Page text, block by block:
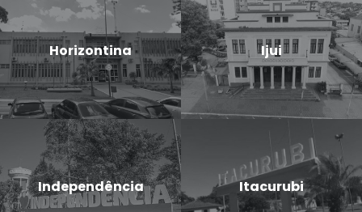
Horizontina Ijui
Independência Itacurubi